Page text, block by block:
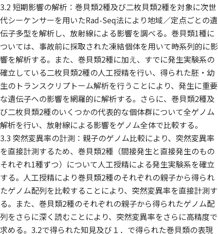
3.2 短期影響の解析：巻貝類2種及び二枚貝類2種を対象に次世
代シーケンサーを用いたRad-Seq法により地域／定点ごとの遺
伝子多型を解析し、放射線による影響を調べる。巻貝類1種に
ついては、事故前に採取された凍結個体を用いて時系列的に影
響を解析する。また、巻貝類2種に加え、すでに発生実験系の
確立している二枚貝類2種の人工授精を行い、得られた胚・幼
生のトランスクリプトーム解析を行うことにより、発生に重要
な遺伝子への影響を網羅的に解析する。さらに、巻貝類2種及
び二枚貝類2種のいくつかの代表的な個体群について全ゲノム
解析を行い、放射線による影響をゲノム全体で比較する。
3.3 突然変異率の計測：親子のゲノム比較により、突然変異率
を直接計測するため、巻貝類2種（間接発生と直接発生のもの
それぞれ1種ずつ）について人工授精による発生実験系を確立
する。人工授精により巻貝類2種のそれぞれの親子から得られ
たゲノム配列を比較することにより、突然変異率を直接計測す
る。また、巻貝類2種のそれぞれの親子から得られたゲノム配
列をさらに深く読むことにより、突然変異率をさらに高精度で
求める。3.2で得られた知見及び１．で得られた巻貝類の表現